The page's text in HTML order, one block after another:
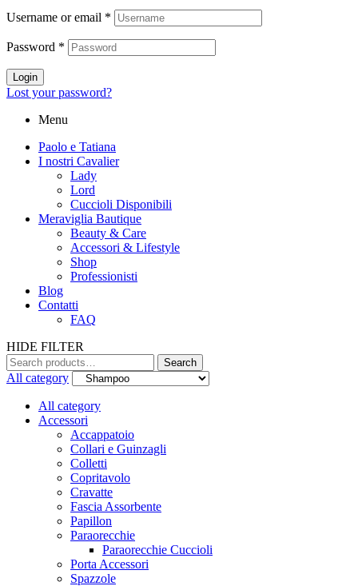
Username or email *
Password *
Login
Lost your password?
Menu
Paolo e Tatiana
I nostri Cavalier
Lady
Lord
Cuccioli Disponibili
Meraviglia Bautique
Beauty & Care
Accessori & Lifestyle
Shop
Professionisti
Blog
Contatti
FAQ
HIDE FILTER
Search
All category
All category
Accessori
Accappatoio
Collari e Guinzagli
Colletti
Copritavolo
Cravatte
Fascia Assorbente
Papillon
Paraorecchie
Paraorecchie Cuccioli
Porta Accessori
Spazzole